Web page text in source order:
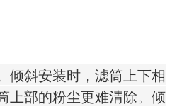
倾斜安装时，滤筒上下相
上部的粉尘更难清除。倾